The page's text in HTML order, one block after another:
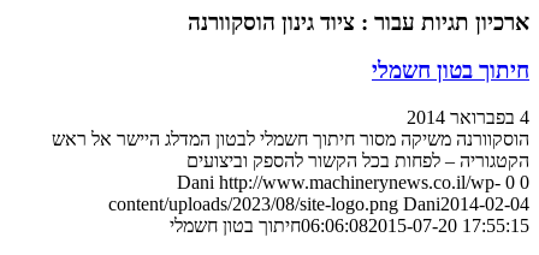
ארכיון תגיות עבור : ציוד גינון הוסקוורנה
חיתוך בטון חשמלי
4 בפברואר 2014
הוסקוורנה משיקה מסור חיתוך חשמלי לבטון המדלג היישר אל ראש
הקטגוריה – לפחות בכל הקשור להספק וביצועים
0
0
Dani http://www.machinerynews.co.il/wp-
content/uploads/2023/08/site-logo.png Dani2014-02-04
06:06:082015-07-20 17:55:15
חיתוך בטון חשמלי